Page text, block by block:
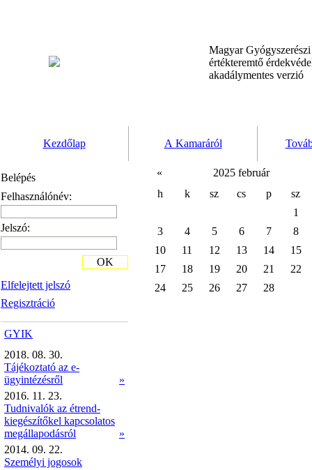
Magyar
értékteremtő
akadálymentes verzió
Kezdőlap A Kamaráról
Belépés
Felhasználónév:
Jelszó:
Elfelejtett jelszó
Regisztráció
OK
GYIK
2018. 08. 30.
Tájékoztató az e-
ügyintézésről
»
2016. 11. 23.
Tudnivalók az étrend-
kiegészítőkel kapcsolatos
megállapodásról
»
2014. 09. 22.
Személyi jogosok
«
2025 február
h
k sz cs p
sz
1
3
4 5 6 7
8
10
11 12 13 14
15
17
18 19 20 21
22
24
25 26 27 28